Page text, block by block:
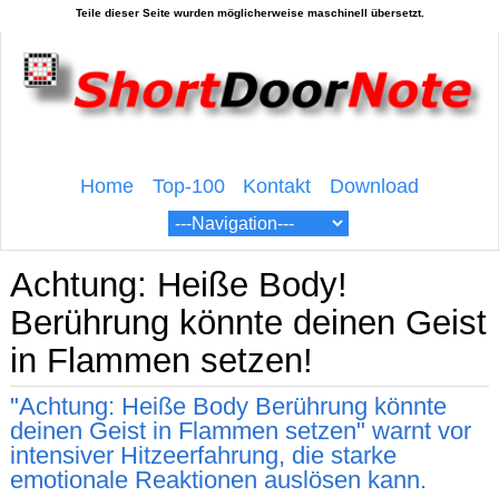
Home Top-100 Kontakt Download
Achtung: Heiße Body!
Berührung könnte deinen Geist
in Flammen setzen!
"Achtung: Heiße Body Berührung könnte
deinen Geist in Flammen setzen" warnt vor
intensiver Hitzeerfahrung, die starke
emotionale Reaktionen auslösen kann.